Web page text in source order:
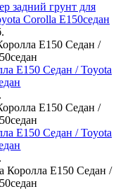
задний грунт для
Corolla E150седан
Е150 Седан / Toyota
Е150 Седан / Toyota